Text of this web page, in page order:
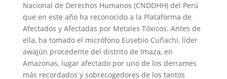
Nacional de Derechos Humanos (CNDDHH) del Perú
que en este año ha reconocido a la Plataforma de
Afectados y Afectadas por Metales Tóxicos. Antes de
ella, ha tomado el micrófono Eusebio Cuñachi, líder
awajún procedente del distrito de Imaza, en
Amazonas, lugar afectado por uno de los derrames
más recordados y sobrecogedores de los tantos